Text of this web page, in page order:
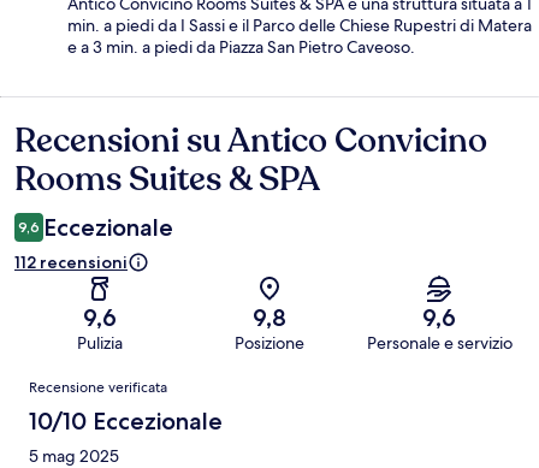
min. a piedi da I Sassi e il Parco delle Chiese Rupestri di Matera
e a 3 min. a piedi da Piazza San Pietro Caveoso.
Recensioni
Recensioni su Antico Convicino
Rooms Suites & SPA
9,6 Eccezionale
112 recensioni
9,6
Pulizia
9,8
Posizione
9,6
Personale e servizio
Recensioni
Recensione verificata
10/10 Eccezionale
5 mag 2025